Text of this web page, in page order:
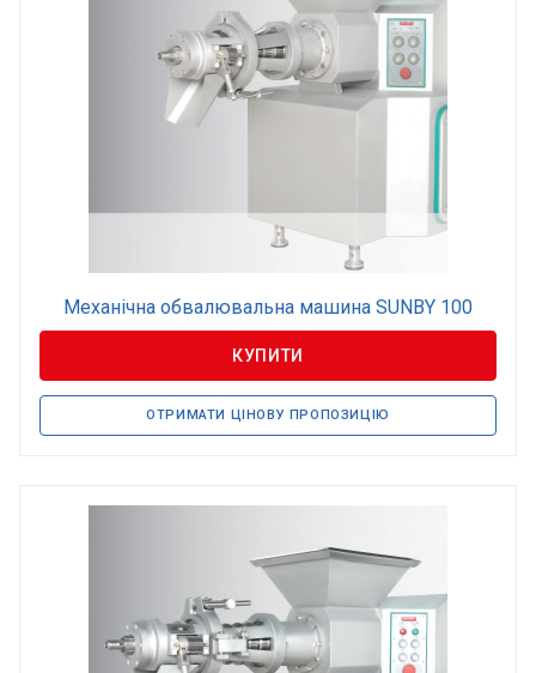
Механічна обвалювальна машина SUNBY 100
КУПИТИ
ОТРИМАТИ ЦІНОВУ ПРОПОЗИЦІЮ